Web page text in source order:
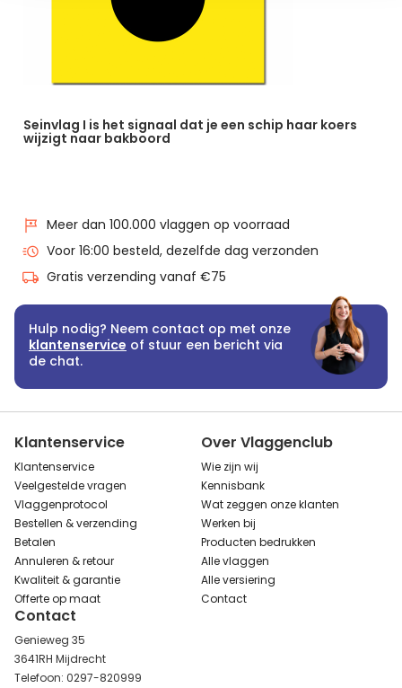
Seinvlag I is het signaal dat je een schip haar koers
wijzigt naar bakboord
Meer dan 100.000 vlaggen op voorraad
Voor 16:00 besteld, dezelfde dag verzonden
Gratis verzending vanaf €75
Hulp nodig? Neem contact op met onze
klantenservice of stuur een bericht via
de chat.
Klantenservice
Klantenservice
Veelgestelde vragen
Vlaggenprotocol
Bestellen & verzending
Betalen
Annuleren & retour
Kwaliteit & garantie
Offerte op maat
Over Vlaggenclub
Wie zijn wij
Kennisbank
Wat zeggen onze klanten
Werken bij
Producten bedrukken
Alle vlaggen
Alle versiering
Contact
Contact
Genieweg 35
3641RH Mijdrecht
Telefoon: 0297-820999